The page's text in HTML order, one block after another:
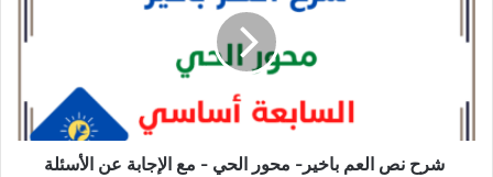
محور
مع
الإجابة
شرح نص العم باخير- محور الحي - مع الإجابة عن الأسئلة